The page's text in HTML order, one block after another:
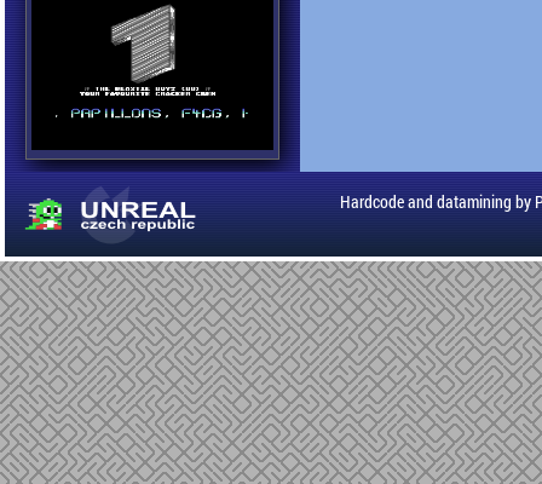
Hardcode and datamining by